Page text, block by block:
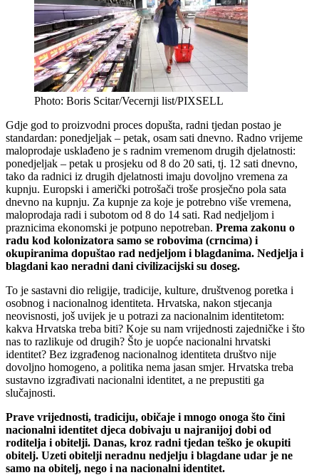
Photo: Boris Scitar/Vecernji list/PIXSELL
Gdje god to proizvodni proces dopušta, radni tjedan postao je
standardan: ponedjeljak – petak, osam sati dnevno. Radno vrijeme
maloprodaje usklađeno je s radnim vremenom drugih djelatnosti:
ponedjeljak – petak u prosjeku od 8 do 20 sati, tj. 12 sati dnevno,
tako da radnici iz drugih djelatnosti imaju dovoljno vremena za
kupnju. Europski i američki potrošači troše prosječno pola sata
dnevno na kupnju. Za kupnje za koje je potrebno više vremena,
maloprodaja radi i subotom od 8 do 14 sati. Rad nedjeljom i
praznicima ekonomski je potpuno nepotreban. Prema zakonu o
radu kod kolonizatora samo se robovima (crncima) i
okupiranima dopuštao rad nedjeljom i blagdanima. Nedjelja i
blagdani kao neradni dani civilizacijski su doseg.
To je sastavni dio religije, tradicije, kulture, društvenog poretka i
osobnog i nacionalnog identiteta. Hrvatska, nakon stjecanja
neovisnosti, još uvijek je u potrazi za nacionalnim identitetom:
kakva Hrvatska treba biti? Koje su nam vrijednosti zajedničke i što
nas to razlikuje od drugih? Što je uopće nacionalni hrvatski
identitet? Bez izgrađenog nacionalnog identiteta društvo nije
dovoljno homogeno, a politika nema jasan smjer. Hrvatska treba
sustavno izgrađivati nacionalni identitet, a ne prepustiti ga
slučajnosti.
Prave vrijednosti, tradiciju, običaje i mnogo onoga što čini
nacionalni identitet djeca dobivaju u najranijoj dobi od
roditelja i obitelji. Danas, kroz radni tjedan teško je okupiti
obitelj. Uzeti obitelji neradnu nedjelju i blagdane udar je ne
samo na obitelj, nego i na nacionalni identitet.